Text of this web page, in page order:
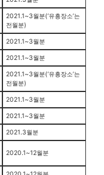
2021.1~3월분(‘유흥장소’는
전월분)
2021.1~3월분
2021.1~3월분
2021.1~3월분(‘유흥장소’는
전월분)
2021.1~3월분
2021.1~3월분
2021.3월분
2020.1~12월분